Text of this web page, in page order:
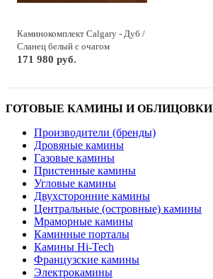
Каминокомплект Calgary - Дуб /
Сланец белый с очагом
Brookline Black
171 980 руб.
ГОТОВЫЕ КАМИНЫ И ОБЛИЦОВКИ
Производители (бренды)
Дровяные камины
Газовые камины
Пристенные камины
Угловые камины
Двухсторонние камины
Центральные (островные) камины
Мраморные камины
Каминные порталы
Камины Hi-Tech
Французские камины
Электрокамины